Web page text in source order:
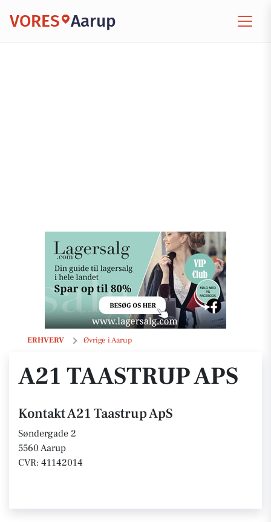
VORES Aarup
ERHVERV Øvrige i Aarup
A21 Taastrup ApS
A21 TAASTRUP APS
Kontakt A21 Taastrup ApS
Søndergade 2
5560 Aarup
CVR: 41142014